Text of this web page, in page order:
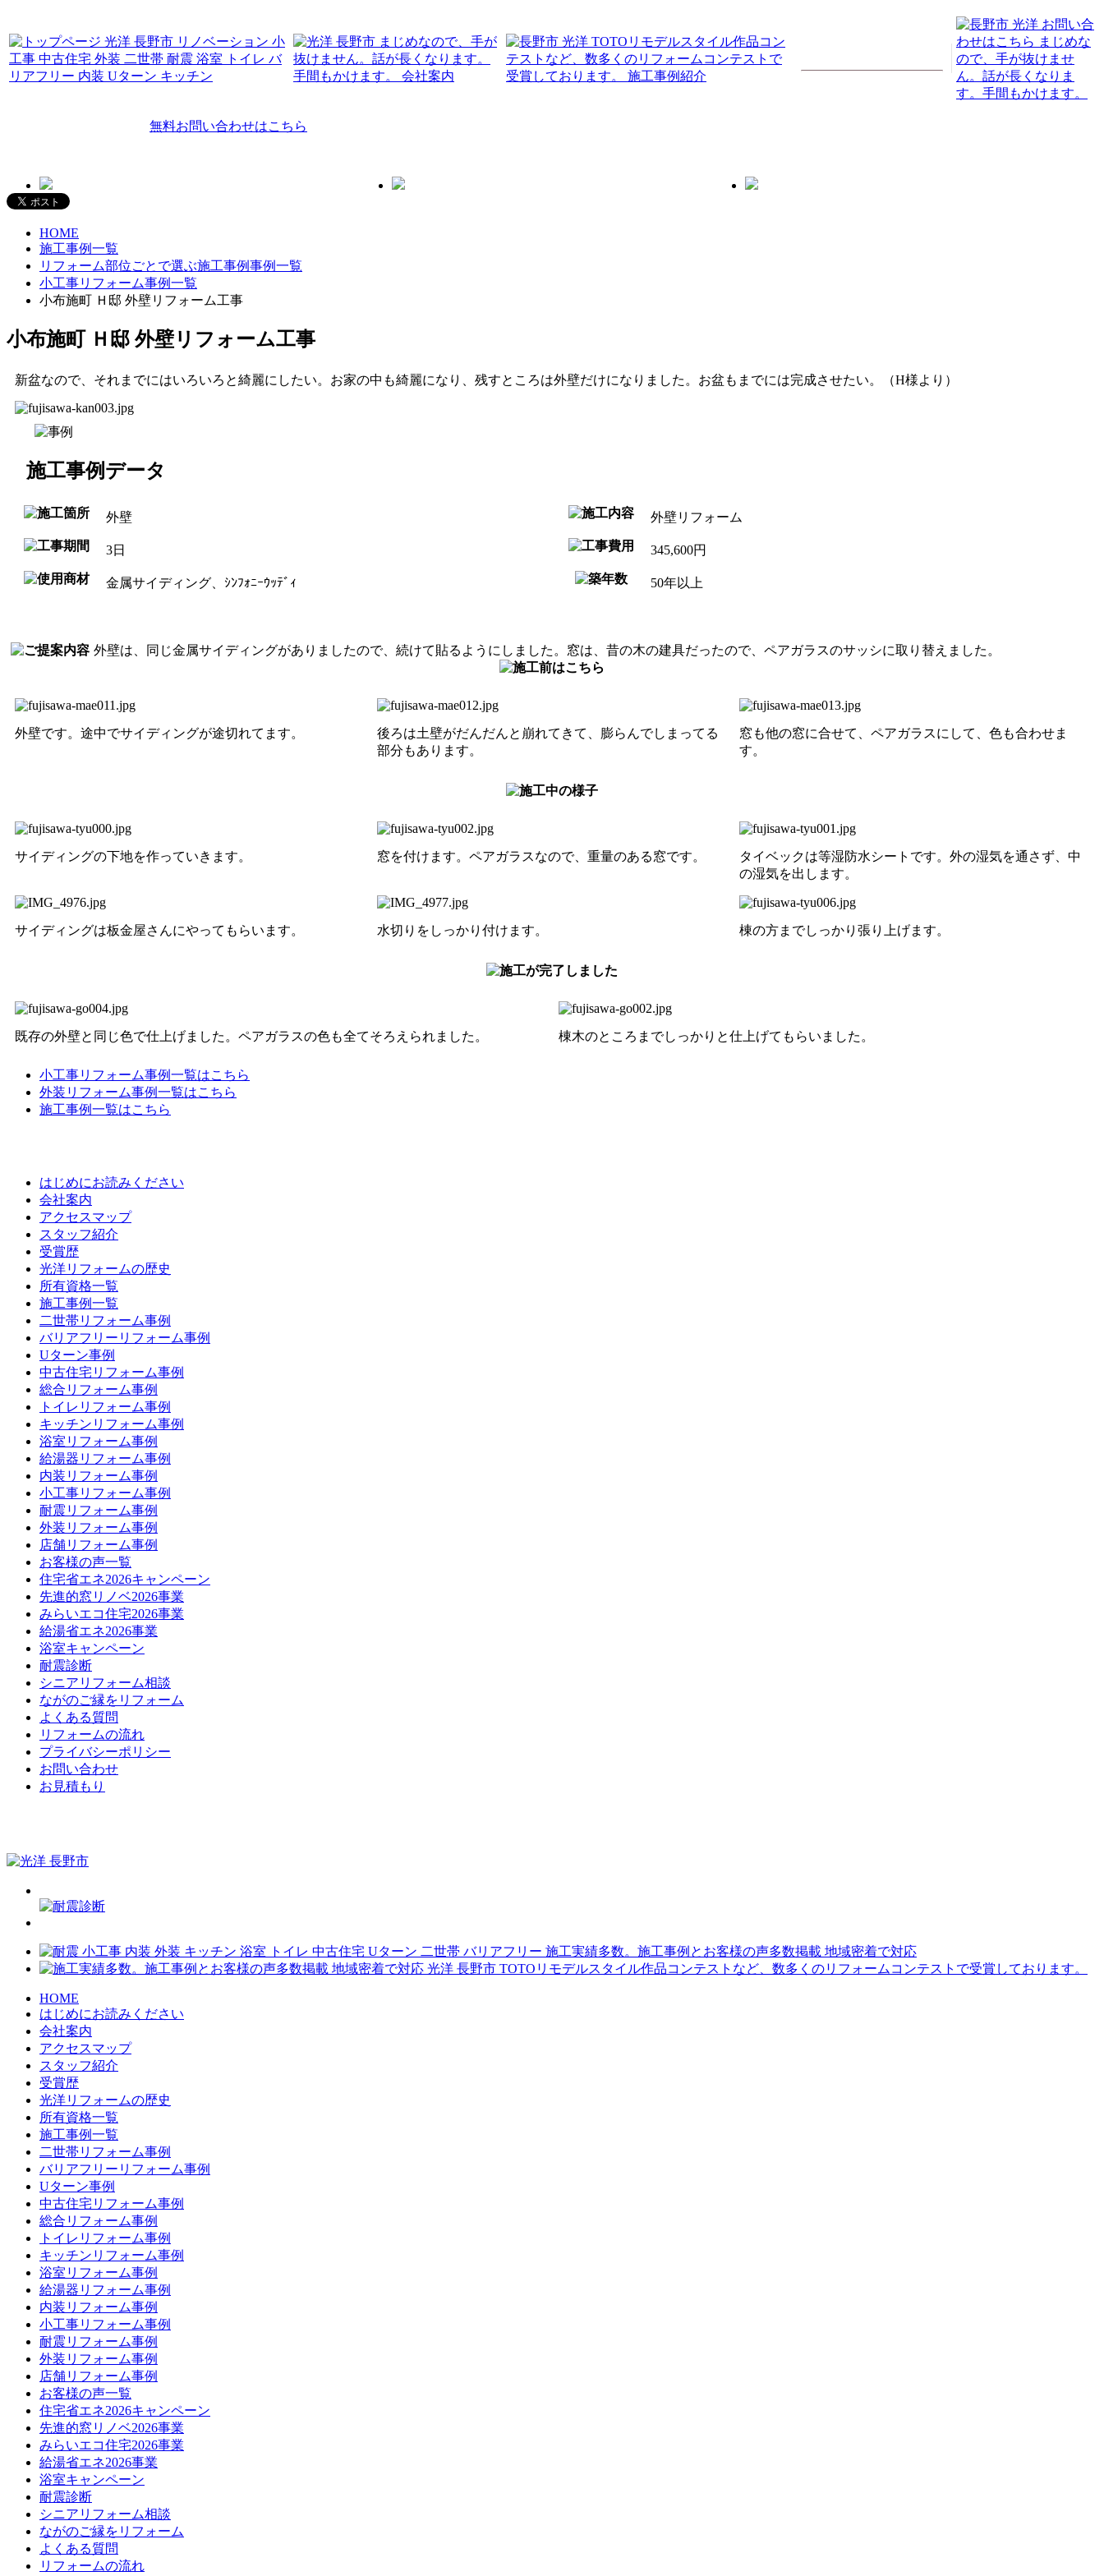
無料お問い合わせはこちら
HOME
施工事例一覧
リフォーム部位ごとで選ぶ施工事例事例一覧
小工事リフォーム事例一覧
小布施町 Ｈ邸 外壁リフォーム工事
小布施町 Ｈ邸 外壁リフォーム工事
新盆なので、それまでにはいろいろと綺麗にしたい。お家の中も綺麗になり、残すところは外壁だけになりました。お盆もまでには完成させたい。（H様より）
施工事例データ
外壁 外壁リフォーム
3日 345,600円
金属サイディング、ｼﾝﾌｫﾆｰｳｯﾃﾞｨ 50年以上
外壁は、同じ金属サイディングがありましたので、続けて貼るようにしました。窓は、昔の木の建具だったので、ペアガラスのサッシに取り替えました。
外壁です。途中でサイディングが途切れてます。
後ろは土壁がだんだんと崩れてきて、膨らんでしまってる
部分もあります。
窓も他の窓に合せて、ペアガラスにして、色も合わせま
す。
サイディングの下地を作っていきます。 窓を付けます。ペアガラスなので、重量のある窓です。
タイベックは等湿防水シートです。外の湿気を通さず、中
の湿気を出します。
サイディングは板金屋さんにやってもらいます。 水切りをしっかり付けます。 棟の方までしっかり張り上げます。
既存の外壁と同じ色で仕上げました。ペアガラスの色も全てそろえられました。 棟木のところまでしっかりと仕上げてもらいました。
小工事リフォーム事例一覧はこちら
外装リフォーム事例一覧はこちら
施工事例一覧はこちら
はじめにお読みください
会社案内
アクセスマップ
スタッフ紹介
受賞歴
光洋リフォームの歴史
所有資格一覧
施工事例一覧
二世帯リフォーム事例
バリアフリーリフォーム事例
Uターン事例
中古住宅リフォーム事例
総合リフォーム事例
トイレリフォーム事例
キッチンリフォーム事例
浴室リフォーム事例
給湯器リフォーム事例
内装リフォーム事例
小工事リフォーム事例
耐震リフォーム事例
外装リフォーム事例
店舗リフォーム事例
お客様の声一覧
住宅省エネ2026キャンペーン
先進的窓リノベ2026事業
みらいエコ住宅2026事業
給湯省エネ2026事業
浴室キャンペーン
耐震診断
シニアリフォーム相談
ながのご縁をリフォーム
よくある質問
リフォームの流れ
プライバシーポリシー
お問い合わせ
お見積もり
HOME
はじめにお読みください
会社案内
アクセスマップ
スタッフ紹介
受賞歴
光洋リフォームの歴史
所有資格一覧
施工事例一覧
二世帯リフォーム事例
バリアフリーリフォーム事例
Uターン事例
中古住宅リフォーム事例
総合リフォーム事例
トイレリフォーム事例
キッチンリフォーム事例
浴室リフォーム事例
給湯器リフォーム事例
内装リフォーム事例
小工事リフォーム事例
耐震リフォーム事例
外装リフォーム事例
店舗リフォーム事例
お客様の声一覧
住宅省エネ2026キャンペーン
先進的窓リノベ2026事業
みらいエコ住宅2026事業
給湯省エネ2026事業
浴室キャンペーン
耐震診断
シニアリフォーム相談
ながのご縁をリフォーム
よくある質問
リフォームの流れ